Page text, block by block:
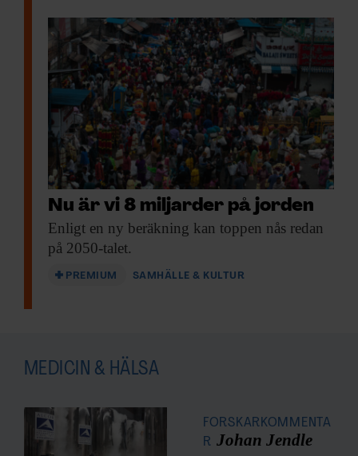
Nu är vi 8 miljarder på jorden
Enligt en ny beräkning kan toppen nås redan
på 2050-talet.
PREMIUM SAMHÄLLE & KULTUR
MEDICIN & HÄLSA
FORSKARKOMMENTA
R Johan Jendle